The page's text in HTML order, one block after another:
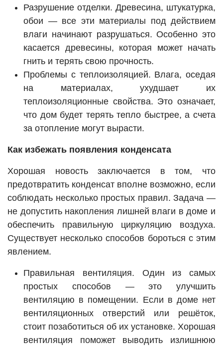
Разрушение отделки. Древесина, штукатурка,
обои — все эти материалы под действием
влаги начинают разрушаться. Особенно это
касается древесины, которая может начать
гнить и терять свою прочность.
Проблемы с теплоизоляцией. Влага, оседая
на материалах, ухудшает их
теплоизоляционные свойства. Это означает,
что дом будет терять тепло быстрее, а счета
за отопление могут вырасти.
Как избежать появления конденсата
Хорошая новость заключается в том, что
предотвратить конденсат вполне возможно, если
соблюдать несколько простых правил. Задача —
не допустить накопления лишней влаги в доме и
обеспечить правильную циркуляцию воздуха.
Существует несколько способов бороться с этим
явлением.
Правильная вентиляция. Один из самых
простых способов — это улучшить
вентиляцию в помещении. Если в доме нет
вентиляционных отверстий или решёток,
стоит позаботиться об их установке. Хорошая
вентиляция поможет выводить излишнюю